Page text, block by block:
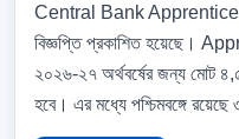
Central Bank Apprentice
বিজ্ঞপ্তি প্রকাশিত হয়েছে।
২০২৬-২৭ অর্থবর্ষের জন্য মোট
হবে। এর মধ্যে পশ্চিমবঙ্গে